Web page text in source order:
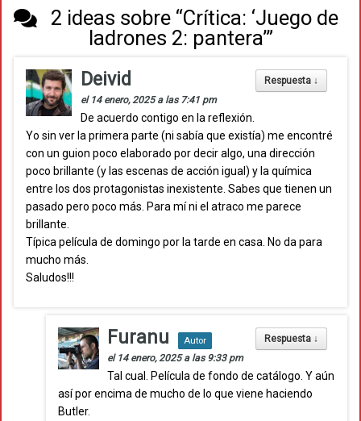
2 ideas sobre “Crítica: ‘Juego de
ladrones 2: pantera’”
Respuesta ↓
Deivid
el 14 enero, 2025 a las 7:41 pm
De acuerdo contigo en la reflexión.
Yo sin ver la primera parte (ni sabía que existía) me encontré
con un guion poco elaborado por decir algo, una dirección
poco brillante (y las escenas de acción igual) y la química
entre los dos protagonistas inexistente. Sabes que tienen un
pasado pero poco más. Para mí ni el atraco me parece
brillante.
Típica película de domingo por la tarde en casa. No da para
mucho más.
Saludos!!!
Respuesta ↓
Furanu
Autor
el 14 enero, 2025 a las 9:33 pm
Tal cual. Película de fondo de catálogo. Y aún
así por encima de mucho de lo que viene haciendo
Butler.